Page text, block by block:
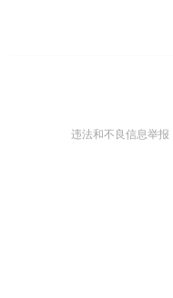
违法和不良信息举报